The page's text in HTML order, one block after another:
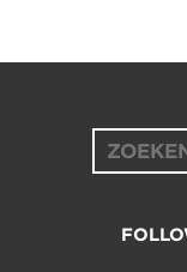
Zoeken
naar: